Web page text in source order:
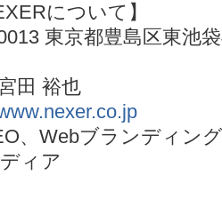
について】
東京都豊島区東池
田 裕也
、Webブランディン
ィア